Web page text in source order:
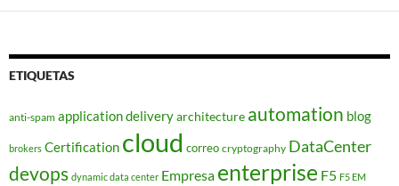
ETIQUETAS
anti-spam application deliveryarchitecture automation blog
brokers Certification cloud correo cryptography DataCenter
devops dynamic data center Empresa enterprise F5 F5 EM